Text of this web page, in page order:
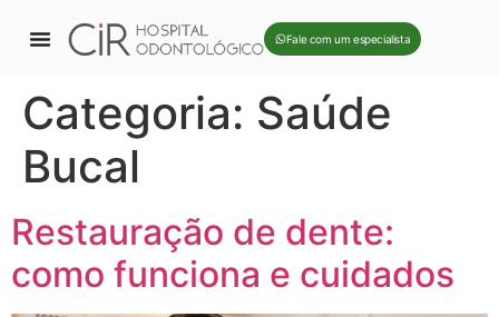
Fale com um especialista
Categoria: Saúde
Bucal
Restauração de dente:
como funciona e cuidados